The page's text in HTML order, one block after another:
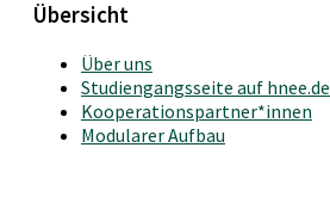
Übersicht
Über uns
Studiengangsseite auf hnee.de
Kooperationspartner*innen
Modularer Aufbau